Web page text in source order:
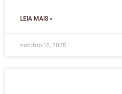
LEIA MAIS »
outubro 16, 2025